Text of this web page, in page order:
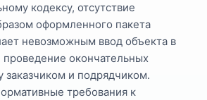
кодексу, отсутствие
оформленного пакета
невозможным ввод объекта в
проведение окончательных
заказчиком и подрядчиком.
требования к